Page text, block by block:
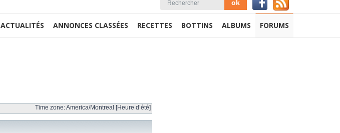
ACTUALITÉS ANNONCES CLASSÉES RECETTES BOTTINS ALBUMS FORUMS
Time zone: America/Montreal [Heure d’été]